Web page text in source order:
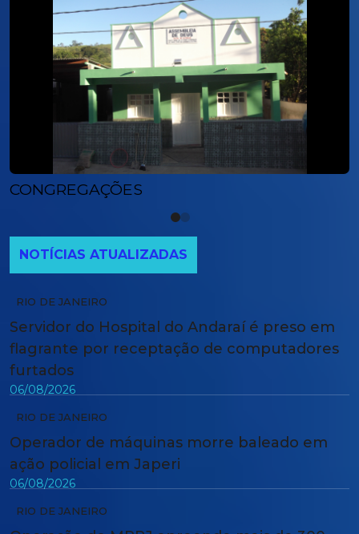
CONGREGAÇÕES
NOTÍCIAS ATUALIZADAS
RIO DE JANEIRO
Servidor do Hospital do Andaraí é preso em
flagrante por receptação de computadores
furtados
06/08/2026
RIO DE JANEIRO
Operador de máquinas morre baleado em
ação policial em Japeri
06/08/2026
RIO DE JANEIRO